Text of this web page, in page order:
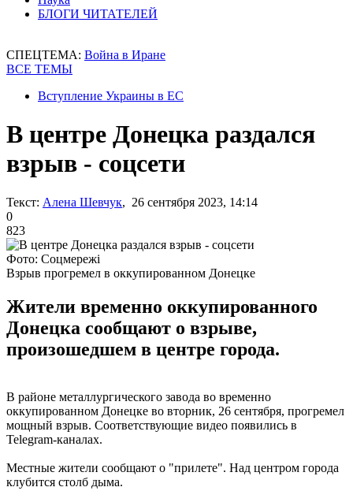
БЛОГИ ЧИТАТЕЛЕЙ
СПЕЦТЕМА: Война в Иране
ВСЕ ТЕМЫ
Вступление Украины в ЕС
В центре Донецка раздался
взрыв - соцсети
Текст: Алена Шевчук, 26 сентября 2023, 14:14
0
823
Фото: Соцмережі
Взрыв прогремел в оккупированном Донецке
Жители временно оккупированного
Донецка сообщают о взрыве,
произошедшем в центре города.
В районе металлургического завода во временно
оккупированном Донецке во вторник, 26 сентября, прогремел
мощный взрыв. Соответствующие видео появились в
Telegram-каналах.
Местные жители сообщают о "прилете". Над центром города
клубится столб дыма.